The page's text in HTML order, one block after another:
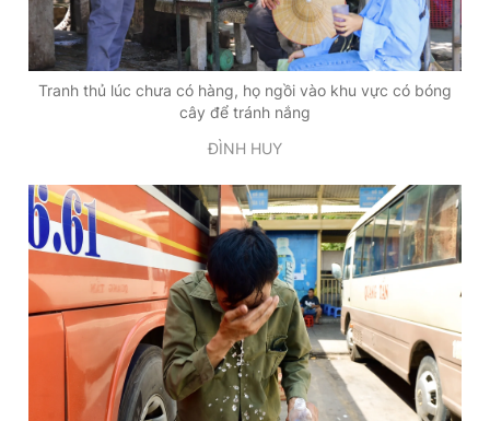
Tranh thủ lúc chưa có hàng, họ ngồi vào khu vực có bóng
cây để tránh nắng
ĐÌNH HUY